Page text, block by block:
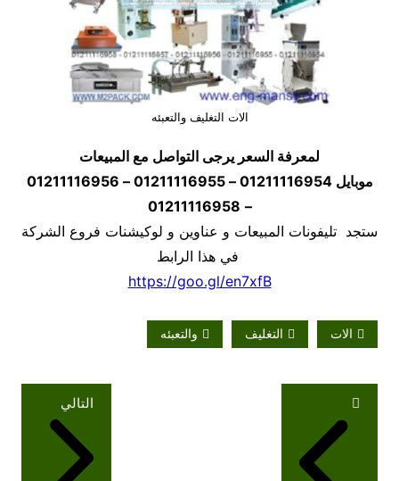
الات التغليف والتعبئه
لمعرفة السعر يرجى التواصل مع المبيعات
موبايل01211116954 – 01211116955 – 01211116956
–
01211116958
ستجد تليفونات المبيعات و عناوين و لوكيشنات فروع الشركة
في هذا الرابط
https://goo.gl/en7xfB
الات التغليف والتعبئه
تصفّح
المقالات
التالي